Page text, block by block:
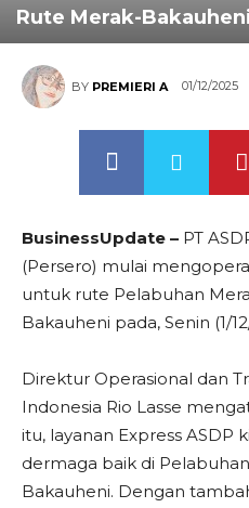
Rute Merak-
BY PREMIERI A 01/12/2025
BusinessUpdate – PT
(Persero) mulai
untuk rute Pelabuhan
Bakauheni pada, Senin (1/
Direktur Operasional dan
Indonesia Rio Lasse
itu, layanan Express ASDP
dermaga baik di
Bakauheni. Dengan